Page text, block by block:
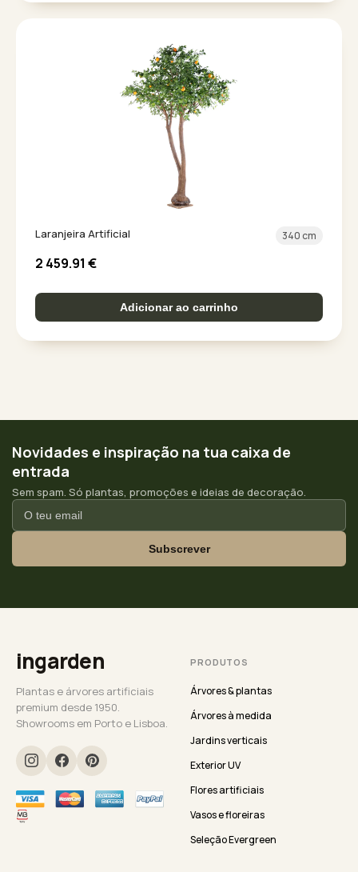
Laranjeira Artificial 340 cm
2 459.91 €
Adicionar ao carrinho
Novidades e inspiração na tua caixa de
entrada
Sem spam. Só plantas, promoções e ideias de decoração.
Subscrever
ingarden
Plantas e árvores artificiais
premium desde 1950.
Showrooms em Porto e Lisboa.
PRODUTOS
Árvores & plantas
Árvores à medida
Jardins verticais
Exterior UV
Flores artificiais
Vasos e floreiras
Seleção Evergreen